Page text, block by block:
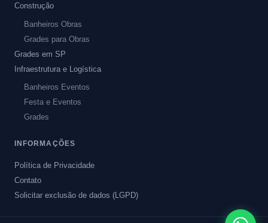
Construção
Banheiros Obras
Grades para Obras
Grades em SP
Infraestrutura e Logística
Banheiros Eventos
Festa e Eventos
Grades
INFORMAÇÕES
Política de Privacidade
Contato
Solicitar exclusão de dados (LGPD)